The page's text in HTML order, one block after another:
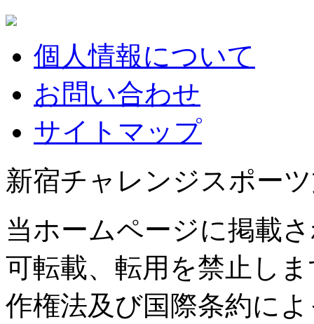
個人情報について
お問い合わせ
サイトマップ
新宿チャレンジスポー
当ホームページに掲載
可転載、転用を禁止し
作権法及び国際条約に